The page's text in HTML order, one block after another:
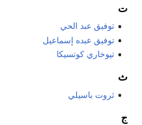
ت
توفيق عبد الحي
توفيق عبده إسماعيل
تيوخاري كوتسيكا
ث
ثروت باسيلي
ج